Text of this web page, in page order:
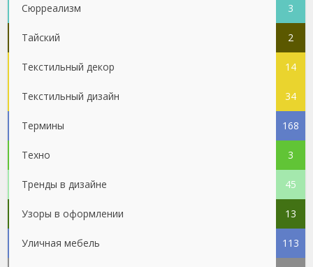
Сюрреализм 3
Тайский 2
Текстильный декор 14
Текстильный дизайн 34
Термины 168
Техно 3
Тренды в дизайне 45
Узоры в оформлении 13
Уличная мебель 113